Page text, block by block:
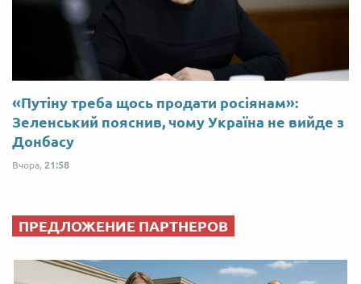
«Путіну треба щось продати росіянам»:
Зеленський пояснив, чому Україна не вийде з
Донбасу
Вчора, 21:58
ПРЕДЛОЖЕНИЕ ПАРТНЕРОВ